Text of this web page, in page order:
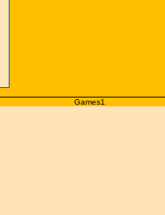
Games1